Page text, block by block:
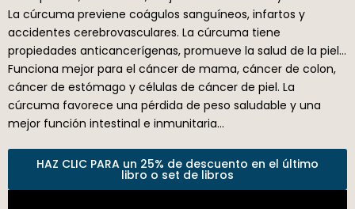
La cúrcuma previene coágulos sanguíneos, infartos y
accidentes cerebrovasculares. La cúrcuma tiene
propiedades anticancerígenas, promueve la salud de la piel…
Funciona mejor para el cáncer de mama, cáncer de colon,
cáncer de estómago y células de cáncer de piel. La
cúrcuma favorece una pérdida de peso saludable y una
mejor función intestinal e inmunitaria…
HAZ CLIC PARA un 25% de descuento en el último
libro o set de libros